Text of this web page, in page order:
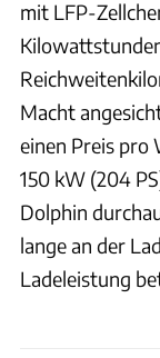
mit LFP-
Macht
einen Preis pro
150 kW (204
Dolphin
lange an der
Ladeleistung